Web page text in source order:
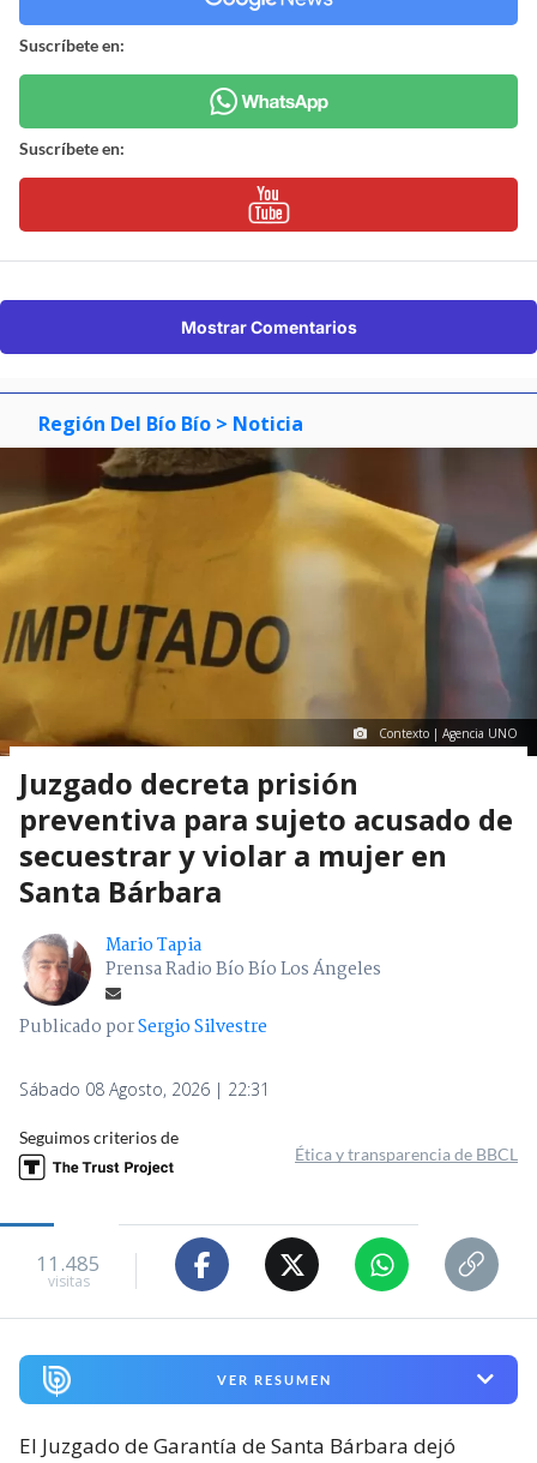
Suscríbete en:
Suscríbete en:
Mostrar Comentarios
Región Del Bío Bío > Noticia
Contexto | Agencia UNO
Juzgado decreta prisión
preventiva para sujeto acusado de
secuestrar y violar a mujer en
Santa Bárbara
Mario Tapia
Prensa Radio Bío Bío Los Ángeles
Publicado porSergio Silvestre
Sábado 08 Agosto, 2026 | 22:31
Seguimos criterios de
Ética y transparencia de BBCL
11.485
visitas
VER RESUMEN
El Juzgado de Garantía de Santa Bárbara dejó